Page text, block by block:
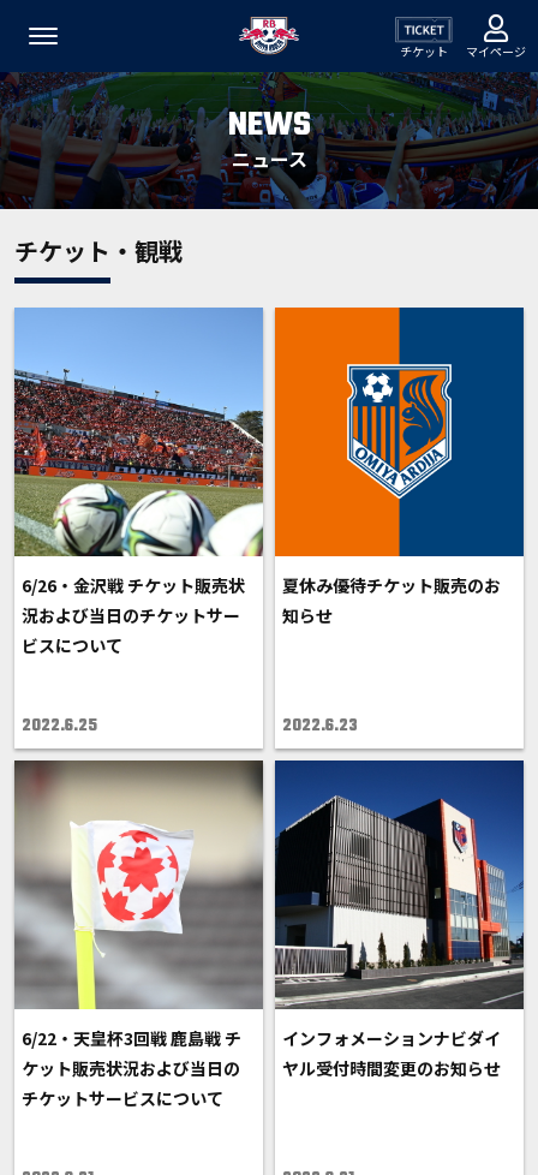
チケット マイページ
NEWS
ニュース
チケット・観戦
6/26・金沢戦 チケット販売状
況および当日のチケットサー
ビスについて
2022.6.25
夏休み優待チケット販売のお
知らせ
2022.6.23
6/22・天皇杯3回戦 鹿島戦 チ
ケット販売状況および当日の
チケットサービスについて
インフォメーションナビダイ
ヤル受付時間変更のお知らせ